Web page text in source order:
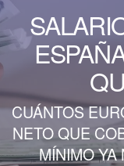
CUÁNTOS
NETO QUE
MÍNIMO YA